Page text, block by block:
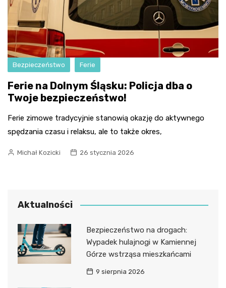
Bezpieczeństwo Ferie
Ferie na Dolnym Śląsku: Policja dba o
Twoje bezpieczeństwo!
Ferie zimowe tradycyjnie stanowią okazję do aktywnego
spędzania czasu i relaksu, ale to także okres,
Michał Kozicki 26 stycznia 2026
Aktualności
Bezpieczeństwo na drogach:
Wypadek hulajnogi w Kamiennej
Górze wstrząsa mieszkańcami
9 sierpnia 2026